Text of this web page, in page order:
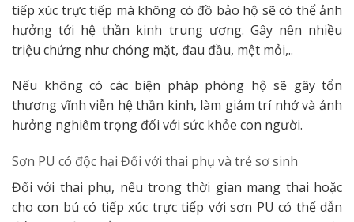
tiếp xúc trực tiếp mà không có đồ bảo hộ sẽ có thể ảnh
hưởng tới hệ thần kinh trung ương. Gây nên nhiều
triệu chứng như chóng mặt, đau đầu, mệt mỏi,..
Nếu không có các biện pháp phòng hộ sẽ gây tổn
thương vĩnh viễn hệ thần kinh, làm giảm trí nhớ và ảnh
hưởng nghiêm trọng đối với sức khỏe con người.
Sơn PU có độc hại Đối với thai phụ và trẻ sơ sinh
Đối với thai phụ, nếu trong thời gian mang thai hoặc
cho con bú có tiếp xúc trực tiếp với sơn PU có thể dẫn